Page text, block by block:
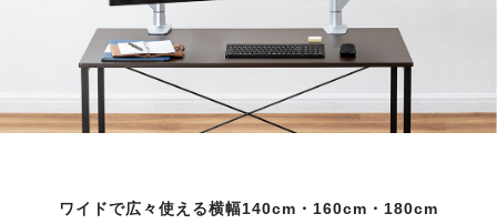
ワイドで広々使える横幅140cm・160cm・180cm